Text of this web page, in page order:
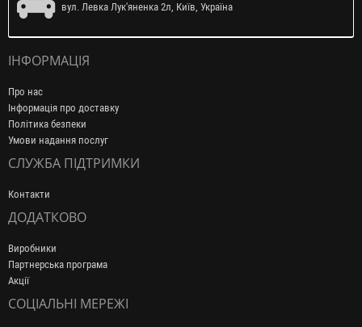
вул. Левка Лук'яненка 2л, Київ, Україна
ІНФОРМАЦІЯ
Про нас
Інформація про доставку
Політика безпеки
Умови надання послуг
СЛУЖБА ПІДТРИМКИ
Контакти
ДОДАТКОВО
Виробники
Партнерська програма
Акції
СОЦІАЛЬНІ МЕРЕЖІ